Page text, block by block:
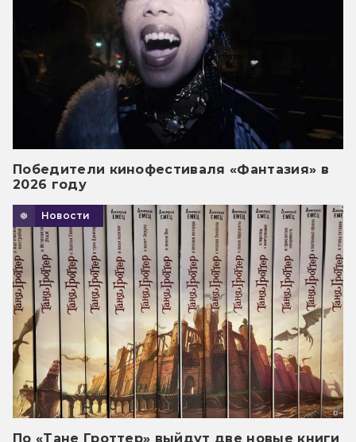
Победители кинофестиваля «Фантазия» в
2026 году
Новости
По «Тане Гроттер» выйдут две новые книги